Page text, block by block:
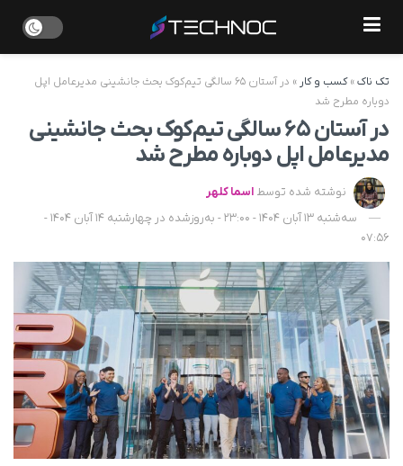
تک ناک»کسب و کار »
در آستان ۶۵ سالگی تیم‌کوک بحث جانشینی مدیرعامل اپل
دوباره مطرح شد
در آستان ۶۵ سالگی تیم‌کوک بحث جانشینی
مدیرعامل اپل دوباره مطرح شد
نوشته شده توسط اسما کلهر
سه‌شنبه 13 آبان 1404 - 23:00 - به‌روزشده در چهارشنبه 14 آبان 1404 -
07:56